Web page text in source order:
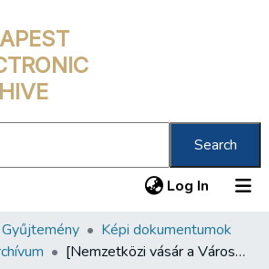
Search
Log In (current)
Képi dokumentumok
[Nemzetközi vásár a Városligetben, 1938]